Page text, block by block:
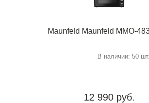
Maunfeld Maunfeld MMO-
В наличии: 50 шт.
12 990 руб.